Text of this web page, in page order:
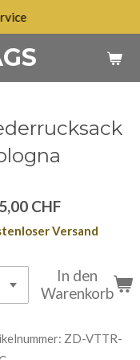
CHF
Versand
In den
Warenkorb
ZD-VTTR-